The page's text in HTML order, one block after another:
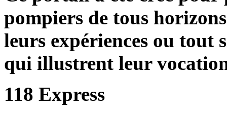
pompiers de tous
leurs expériences ou tout
qui illustrent leur
118 Express